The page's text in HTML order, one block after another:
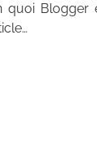
quoi Blogger